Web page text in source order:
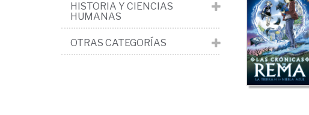
HISTORIA Y CIENCIAS
HUMANAS
OTRAS CATEGORÍAS